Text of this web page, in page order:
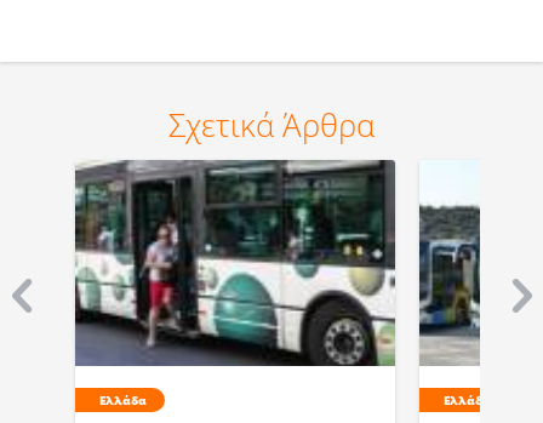
Σχετικά Άρθρα
Ελλάδα Ελλάδα